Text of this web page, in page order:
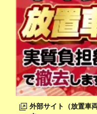
外部サイト（放置車